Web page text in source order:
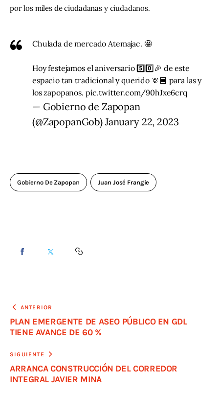
por los miles de ciudadanas y ciudadanos.
Chulada de mercado Atemajac. 🤩
Hoy festejamos el aniversario 5️⃣0️⃣🎉 de este
espacio tan tradicional y querido 🫶🏼 para las y
los zapopanos. pic.twitter.com/90hJxe6crq
— Gobierno de Zapopan
(@ZapopanGob) January 22, 2023
Gobierno De Zapopan Juan José Frangie
ANTERIOR
PLAN EMERGENTE DE ASEO PÚBLICO EN GDL
TIENE AVANCE DE 60 %
SIGUIENTE
ARRANCA CONSTRUCCIÓN DEL CORREDOR
INTEGRAL JAVIER MINA